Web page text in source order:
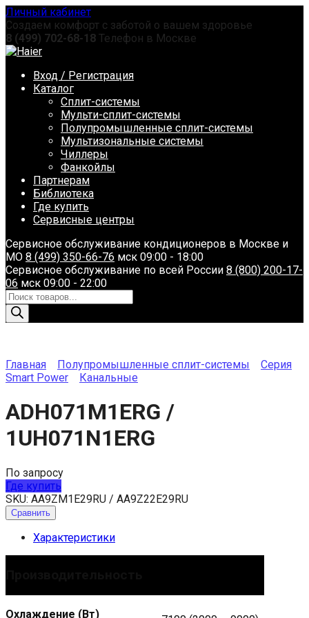
Перейти
к
содержанию
Личный кабинет
Создаем комфорт с заботой о вашем здоровье
8 (499) 702-68-18 Телефон в Москве
Вход / Регистрация
Каталог
Сплит-системы
Мульти-сплит-системы
Полупромышленные сплит-системы
Мультизональные системы
Чиллеры
Фанкойлы
Партнерам
Библиотека
Где купить
Сервисные центры
Сервисное обслуживание кондиционеров в Москве и
МО 8 (499) 350-66-76 мск 09:00 - 18:00
Сервисное обслуживание по всей России 8 (800) 200-17-
06 мск 09:00 - 22:00
Поиск
товаров
Главная Полупромышленные сплит-системы
Серия
Smart Power
Канальные
ADH071M1ERG /
1UH071N1ERG
По запросу
Где купить
SKU: AA9ZM1E29RU / AA9Z22E29RU
Сравнить
Характеристики
Охлаждение (Вт)